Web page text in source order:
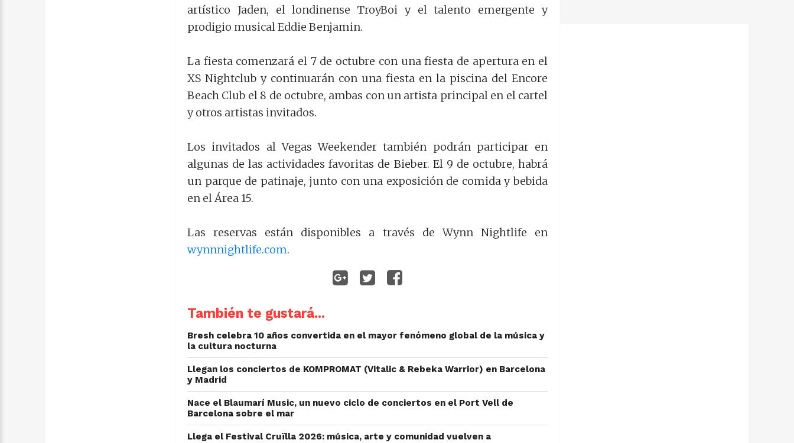
artístico Jaden, el londinense TroyBoi y el talento emergente y
prodigio musical Eddie Benjamin.
La fiesta comenzará el 7 de octubre con una fiesta de apertura en el
XS Nightclub y continuarán con una fiesta en la piscina del Encore
Beach Club el 8 de octubre, ambas con un artista principal en el cartel
y otros artistas invitados.
Los invitados al Vegas Weekender también podrán participar en
algunas de las actividades favoritas de Bieber. El 9 de octubre, habrá
un parque de patinaje, junto con una exposición de comida y bebida
en el Área 15.
Las reservas están disponibles a través de Wynn Nightlife en
wynnnightlife.com.
También te gustará...
Bresh celebra 10 años convertida en el mayor fenómeno global de la música y
la cultura nocturna
Llegan los conciertos de KOMPROMAT (Vitalic & Rebeka Warrior) en Barcelona
y Madrid
Nace el Blaumarí Music, un nuevo ciclo de conciertos en el Port Vell de
Barcelona sobre el mar
Llega el Festival Cruïlla 2026: música, arte y comunidad vuelven a